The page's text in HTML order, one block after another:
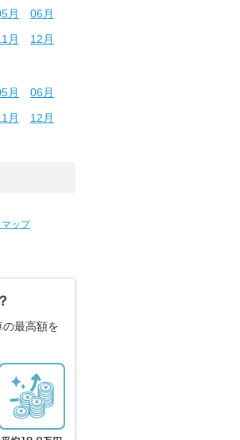
月
06月
月 12月
月
06月
月 12月
ップ
最高額を